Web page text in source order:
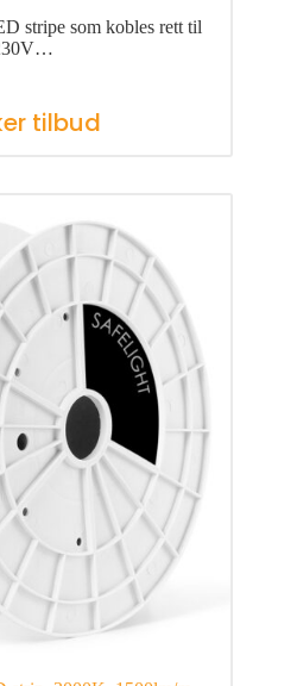
stripe som kobles rett til
tilbud